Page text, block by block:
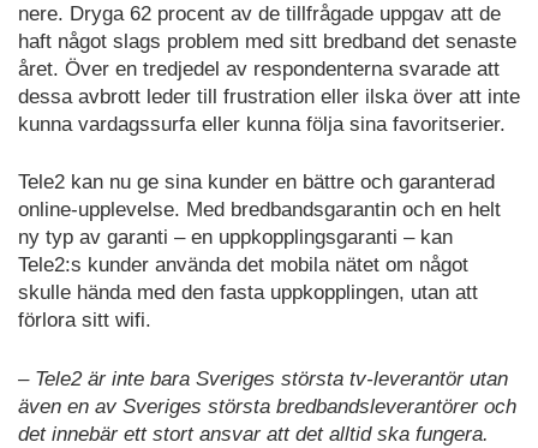
nere. Dryga 62 procent av de tillfrågade uppgav att de
haft något slags problem med sitt bredband det senaste
året. Över en tredjedel av respondenterna svarade att
dessa avbrott leder till frustration eller ilska över att inte
kunna vardagssurfa eller kunna följa sina favoritserier.
Tele2 kan nu ge sina kunder en bättre och garanterad
online-upplevelse. Med bredbandsgarantin och en helt
ny typ av garanti – en uppkopplingsgaranti – kan
Tele2:s kunder använda det mobila nätet om något
skulle hända med den fasta uppkopplingen, utan att
förlora sitt wifi.
– Tele2 är inte bara Sveriges största tv-leverantör utan
även en av Sveriges största bredbandsleverantörer och
det innebär ett stort ansvar att det alltid ska fungera.